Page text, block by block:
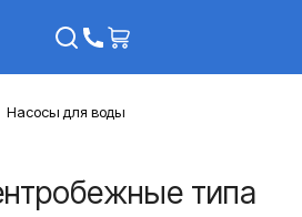
Насосы для воды
типа